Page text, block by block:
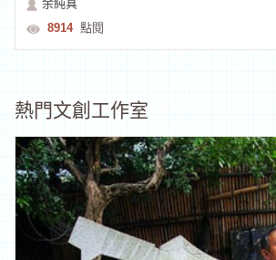
余純真
8914 點閱
熱門文創工作室